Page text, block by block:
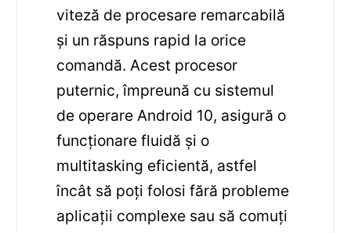
viteză de procesare remarcabilă
și un răspuns rapid la orice
comandă. Acest procesor
puternic, împreună cu sistemul
de operare Android 10, asigură o
funcționare fluidă și o
multitasking eficientă, astfel
încât să poți folosi fără probleme
aplicații complexe sau să comuți